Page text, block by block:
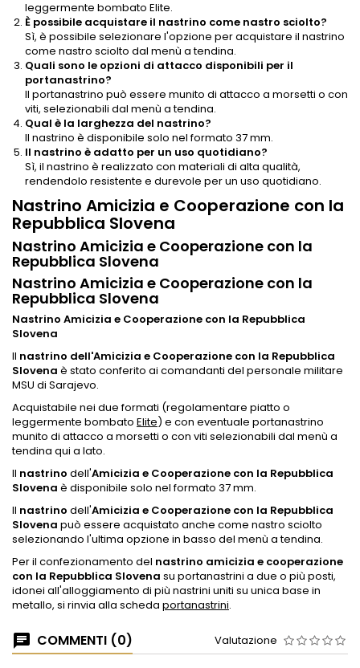
leggermente bombato Elite.
È possibile acquistare il nastrino come nastro sciolto?
Sì, è possibile selezionare l'opzione per acquistare il nastrino
come nastro sciolto dal menù a tendina.
Quali sono le opzioni di attacco disponibili per il
portanastrino?
Il portanastrino può essere munito di attacco a morsetti o con
viti, selezionabili dal menù a tendina.
Qual è la larghezza del nastrino?
Il nastrino è disponibile solo nel formato 37 mm.
Il nastrino è adatto per un uso quotidiano?
Sì, il nastrino è realizzato con materiali di alta qualità,
rendendolo resistente e durevole per un uso quotidiano.
Nastrino Amicizia e Cooperazione con la
Repubblica Slovena
Nastrino Amicizia e Cooperazione con la
Repubblica Slovena
Nastrino Amicizia e Cooperazione con la
Repubblica Slovena
Nastrino Amicizia e Cooperazione con la Repubblica
Slovena
Il nastrino dell'Amicizia e Cooperazione con la Repubblica
Slovena è stato conferito ai comandanti del personale militare
MSU di Sarajevo.
Acquistabile nei due formati (regolamentare piatto o
leggermente bombato Elite) e con eventuale portanastrino
munito di attacco a morsetti o con viti selezionabili dal menù a
tendina qui a lato.
Il nastrino dell'Amicizia e Cooperazione con la Repubblica
Slovena è disponibile solo nel formato 37 mm.
Il nastrino dell'Amicizia e Cooperazione con la Repubblica
Slovena può essere acquistato anche come nastro sciolto
selezionando l'ultima opzione in basso del menù a tendina.
Per il confezionamento del nastrino amicizia e cooperazione
con la Repubblica Slovena su portanastrini a due o più posti,
idonei all'alloggiamento di più nastrini uniti su unica base in
metallo, si rinvia alla scheda portanastrini.
COMMENTI (0) Valutazione